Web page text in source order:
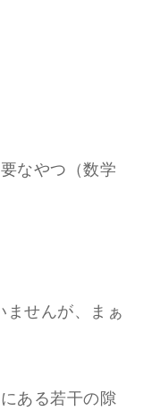
なやつ（数学
せんが、まぁ
ある若干の隙